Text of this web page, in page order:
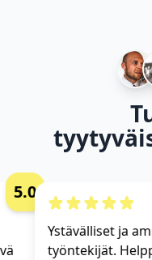
5.0
Ystävälliset ja
työntekijät.